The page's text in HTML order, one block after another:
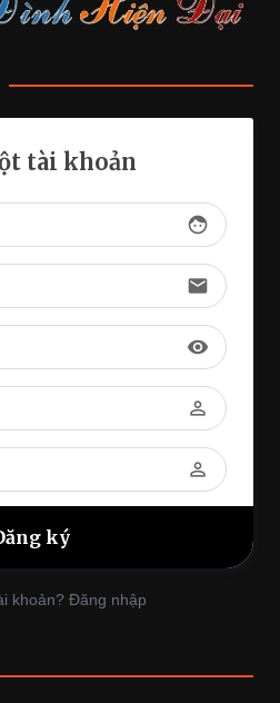
tài khoản
face
email
visibility
perm_identity
perm_identity
khoản? Đăng nhập